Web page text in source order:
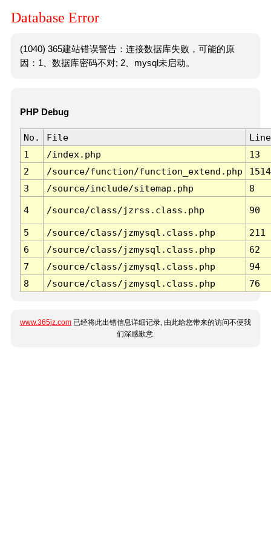
Database Error
(1040) 365建站错误警告：连接数据库失败，可能的原
因：1、数据库密码不对; 2、mysql未启动。
PHP Debug
No. File
Line
1
/index.php
13
2
/source/function/function_extend.php
1514
3
/source/include/sitemap.php 8
4 /source/class/jzrss.class.php 90
5 /source/class/jzmysql.class.php
211
6
/source/class/jzmysql.class.php
62
7
/source/class/jzmysql.class.php
94
8
/source/class/jzmysql.class.php 76
www.365jz.com 已经将此出错信息详细记录, 由此给您带来的访问不便我
们深感歉意.